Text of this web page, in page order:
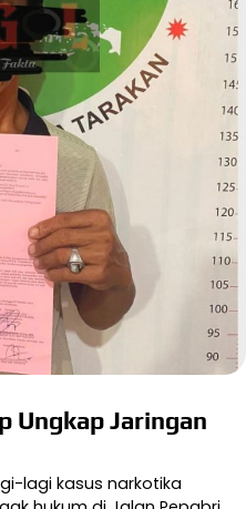
Ungkap Jaringan
lagi kasus narkotika